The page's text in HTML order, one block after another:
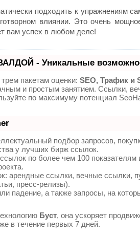
подходить к упражнениям
влиянии. Это очень
вам успех в любом деле!
- Уникальные
пакетам оценки: SEO, Трафик и
и простым занятием. Ссылки,
по максимуму потенциал
подбор запросов,
у лучших бирж ссылок.
по более чем 100
арендные ссылки, вечные ссылки,
пресс-релизы).
падение, а также запросы, на
Буст, она ускоряет
в течение первых 7 дней.